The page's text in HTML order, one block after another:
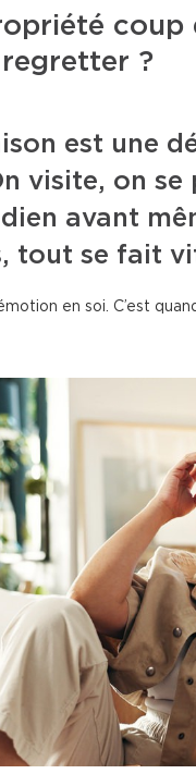
?
est une
visite, on
avant
tout se fait
en soi. C’est